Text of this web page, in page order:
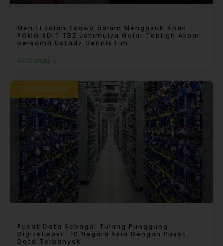
Meniti Jalan Taqwa dalam Mengasuh Anak:
POMG SDIT TBZ Jatimulya Gelar Tabligh Akbar
Bersama Ustadz Dennis Lim
READ MORE »
DIGITALISASI
Pusat Data Sebagai Tulang Punggung
Digitalisasi : 10 Negara Asia Dengan Pusat
Data Terbanyak